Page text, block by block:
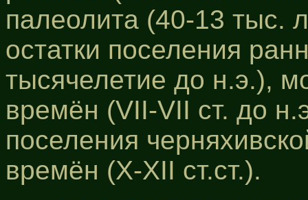
палеолита (40-13 тыс.
остатки поселения
тысячелетие до н.э.),
времён (VII-VII ст. до
поселения
времён (X-XII ст.ст.).